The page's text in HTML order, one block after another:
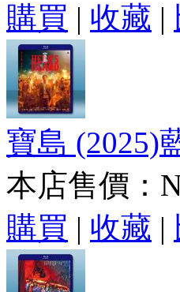
購買 | 收藏 |
寶島 (2025)
本店售價：
購買 | 收藏 |